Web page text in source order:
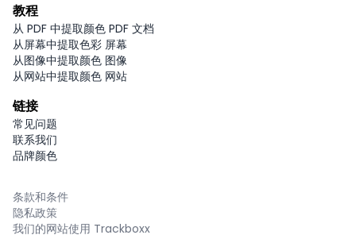
教程
从 PDF 中提取颜色 PDF 文档
从屏幕中提取色彩 屏幕
从图像中提取颜色 图像
从网站中提取颜色 网站
链接
常见问题
联系我们
品牌颜色
条款和条件
隐私政策
我们的网站使用 Trackboxx